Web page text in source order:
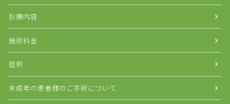
診療内容
施術料金
症例
未成年の患者様のご手術について